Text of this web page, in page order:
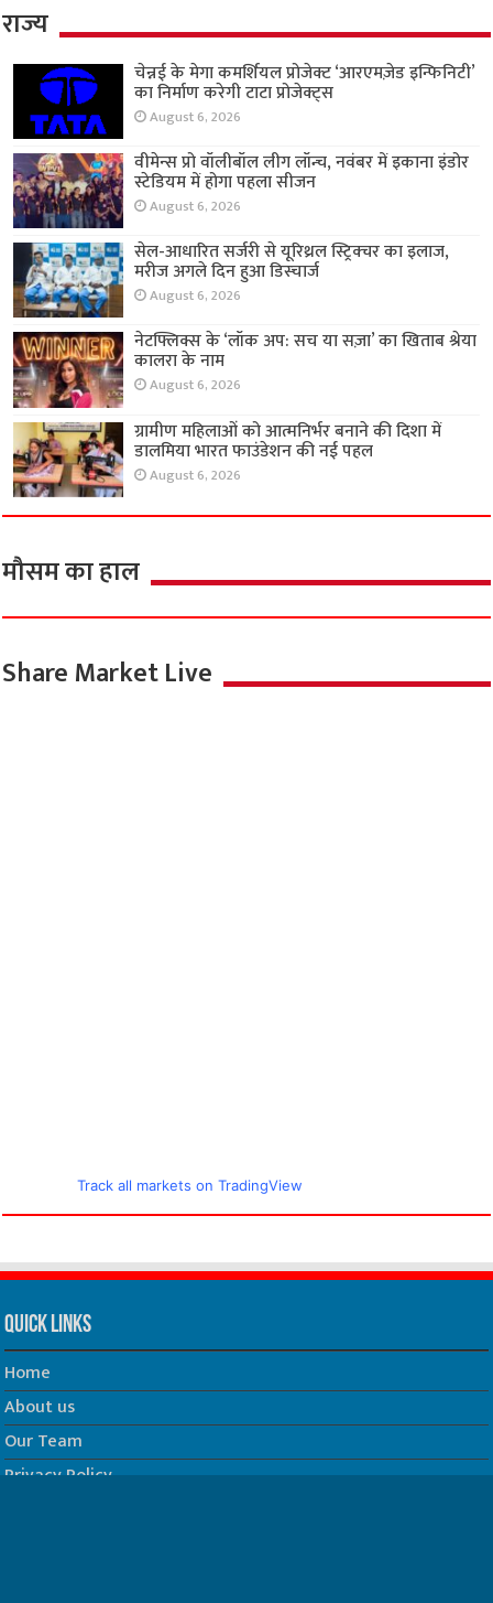
राज्य
चेन्नई के मेगा कमर्शियल प्रोजेक्ट ‘आरएमज़ेड इन्फिनिटी’
का निर्माण करेगी टाटा प्रोजेक्ट्स
August 6, 2026
वीमेन्स प्रो वॉलीबॉल लीग लॉन्च, नवंबर में इकाना इंडोर
स्टेडियम में होगा पहला सीजन
August 6, 2026
सेल-आधारित सर्जरी से यूरिथ्रल स्ट्रिक्चर का इलाज,
मरीज अगले दिन हुआ डिस्चार्ज
August 6, 2026
नेटफ्लिक्स के ‘लॉक अप: सच या सज़ा’ का खिताब श्रेया
कालरा के नाम
August 6, 2026
ग्रामीण महिलाओं को आत्मनिर्भर बनाने की दिशा में
डालमिया भारत फाउंडेशन की नई पहल
August 6, 2026
मौसम का हाल
Share Market Live
Track all markets on TradingView
Quick Links
Home
About us
Our Team
Privacy Policy